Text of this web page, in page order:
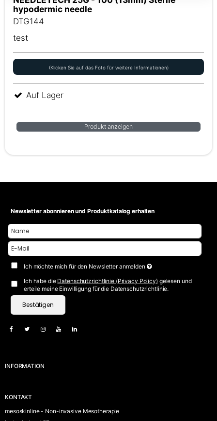
hypodermic needle
DTG144
test
(Klicken Sie auf das Foto für weitere Informationen)
Auf Lager
Produkt anzeigen
Newsletter abonnieren und Produktkatalog erhalten
Ich möchte mich für den Newsletter anmelden
Ich habe die Datenschutzrichtlinie (Privacy Policy) gelesen und
erteile meine Einwilligung für die Datenschutzrichtlinie.
Bestätigen
INFORMATION
KONTAKT
mesoskinline - Non-invasive Mesotherapie